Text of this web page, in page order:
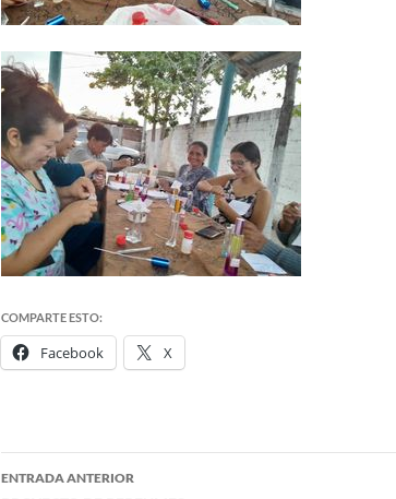
COMPARTE ESTO:
Facebook X
Navegación
ENTRADA ANTERIOR